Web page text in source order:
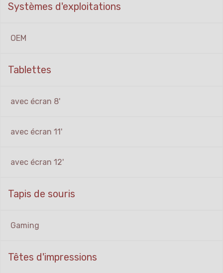
Systèmes d'exploitations
OEM
Tablettes
avec écran 8'
avec écran 11'
avec écran 12'
Tapis de souris
Gaming
Têtes d'impressions